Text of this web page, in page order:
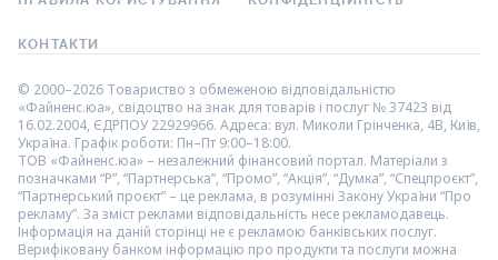
КОНТАКТИ
© 2000–2026 Товариство з обмеженою відповідальністю
«Файненс.юа», свідоцтво на знак для товарів і послуг № 37423 від
16.02.2004, ЄДРПОУ 22929966. Адреса: вул. Миколи Грінченка, 4В, Київ,
Україна. Графік роботи: Пн–Пт 9:00–18:00.
ТОВ «Файненс.юа» – незалежний фінансовий портал. Матеріали з
позначками “Р”, “Партнерська”, “Промо”, “Акція”, “Думка”, “Спецпроєкт”,
“Партнерський проєкт” – це реклама, в розумінні Закону України “Про
рекламу”. За зміст реклами відповідальність несе рекламодавець.
Інформація на даній сторінці не є рекламою банківських послуг.
Верифіковану банком інформацію про продукти та послуги можна